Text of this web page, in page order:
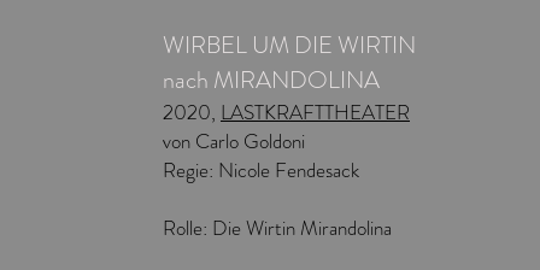
WIRBEL UM DIE WIRTIN
nach MIRANDOLINA
2020, LASTKRAFTTHEATER
von Carlo Goldoni
Regie: Nicole Fendesack
Rolle: Die Wirtin Mirandolina